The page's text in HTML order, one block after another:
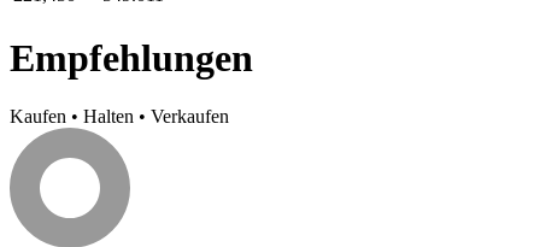
Empfehlungen
Kaufen • Halten • Verkaufen